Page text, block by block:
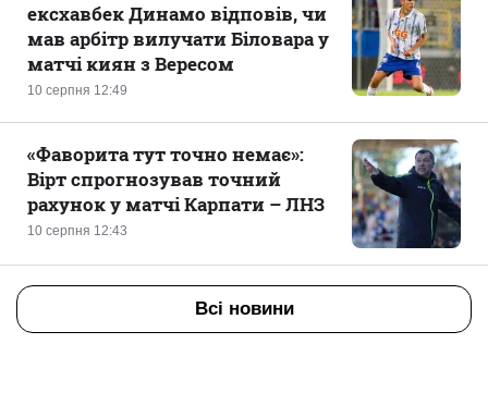
10 серпня 12:49
ексхавбек Динамо відповів, чи
мав арбітр вилучати Біловара у
матчі киян з Вересом
10 серпня 12:43
«Фаворита тут точно немає»:
Вірт спрогнозував точний
рахунок у матчі Карпати – ЛНЗ
Всі новини